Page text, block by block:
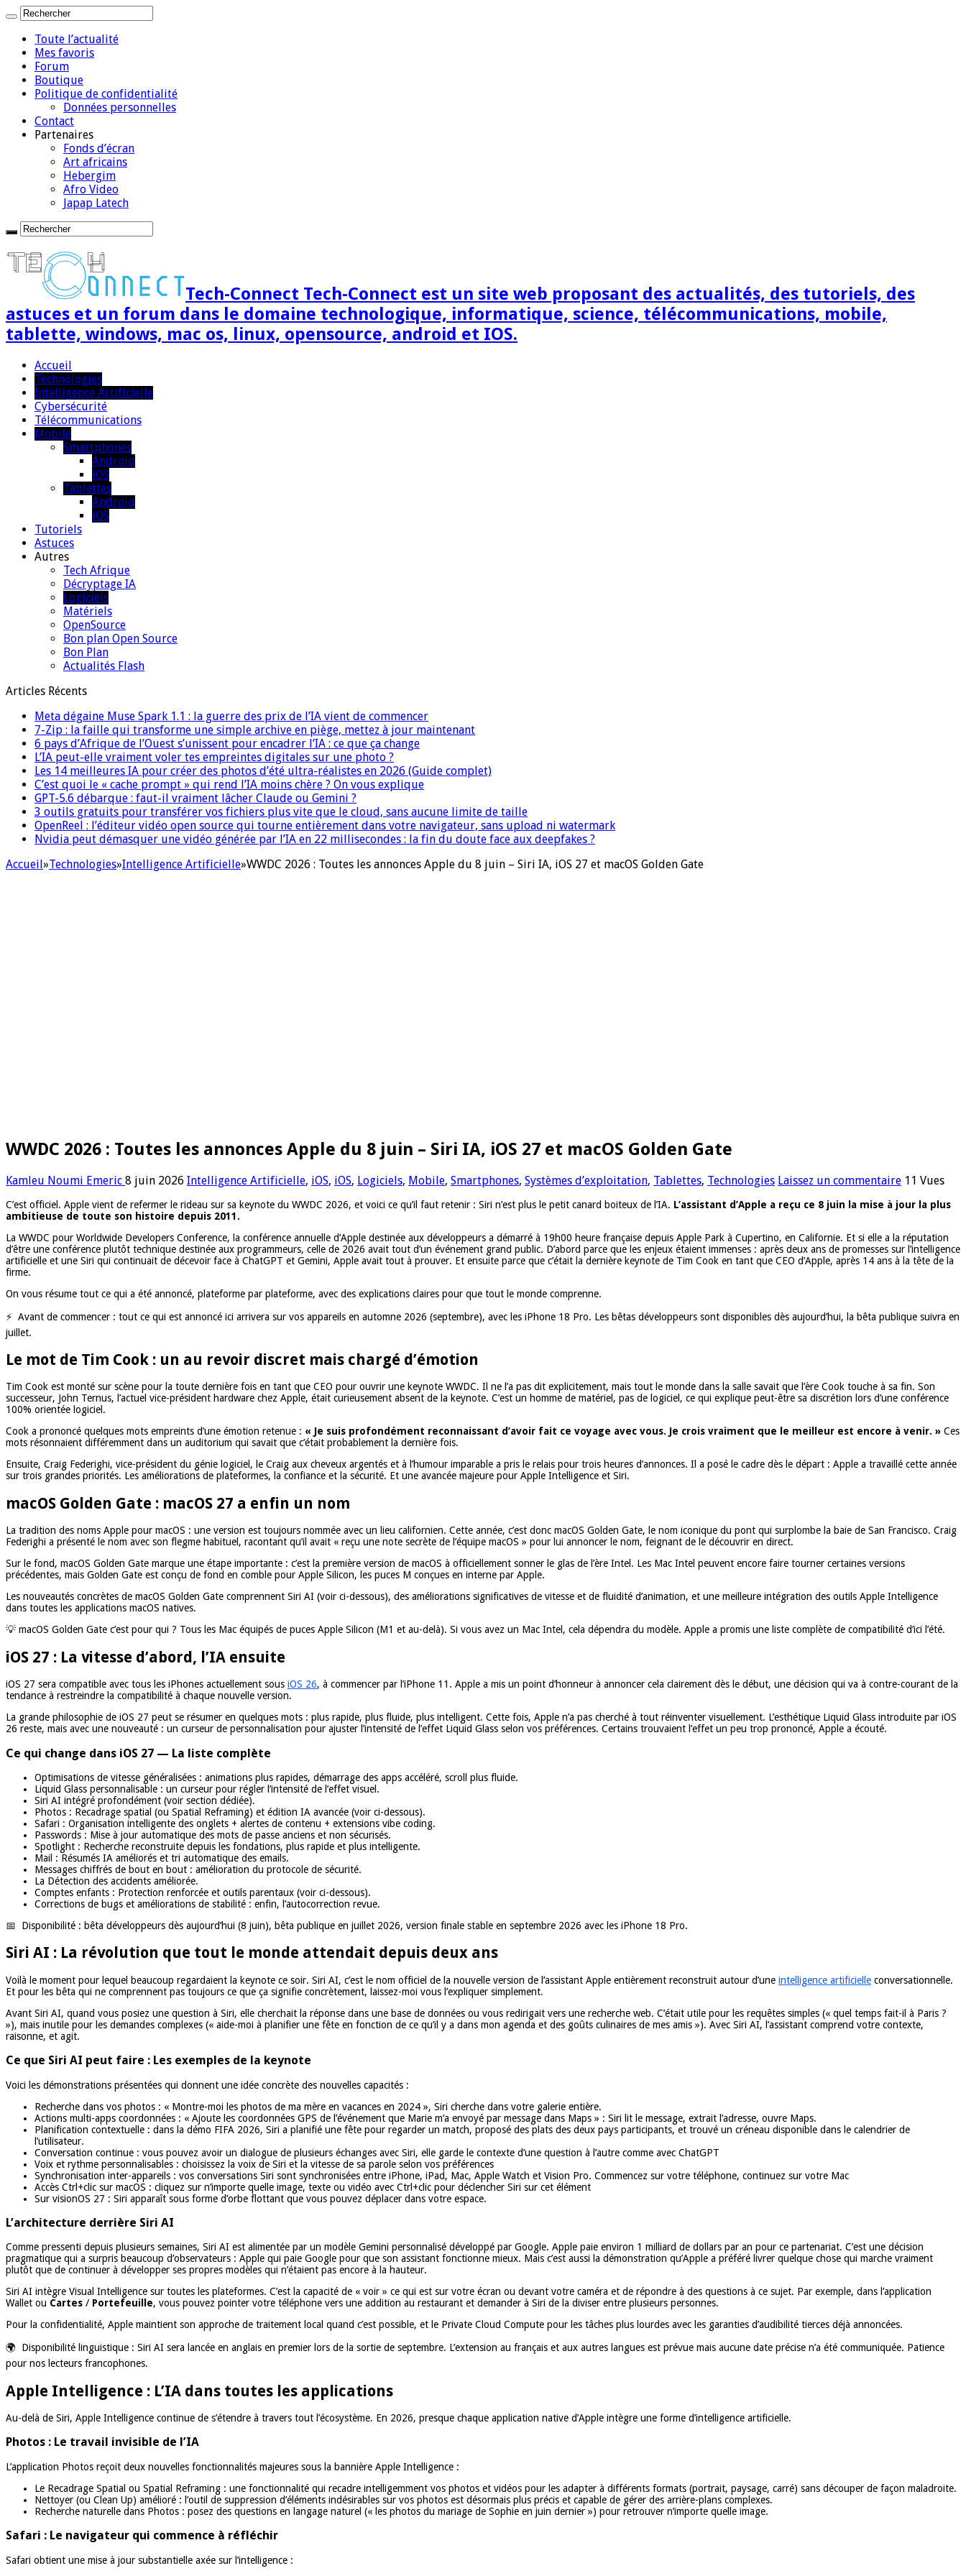
Toute l’actualité
Mes favoris
Forum
Boutique
Politique de confidentialité
Données personnelles
Contact
Partenaires
Fonds d’écran
Art africains
Hebergim
Afro Video
Japap Latech
Tech-Connect Tech-Connect est un site web proposant des actualités, des tutoriels, des
astuces et un forum dans le domaine technologique, informatique, science, télécommunications, mobile,
tablette, windows, mac os, linux, opensource, android et IOS.
Accueil
Technologies
Intelligence Artificielle
Cybersécurité
Télécommunications
Mobile
Smartphones
Android
iOS
Tablettes
Android
iOS
Tutoriels
Astuces
Autres
Tech Afrique
Décryptage IA
Logiciels
Matériels
OpenSource
Bon plan Open Source
Bon Plan
Actualités Flash
Articles Récents
Meta dégaine Muse Spark 1.1 : la guerre des prix de l’IA vient de commencer
7-Zip : la faille qui transforme une simple archive en piège, mettez à jour maintenant
6 pays d’Afrique de l’Ouest s’unissent pour encadrer l’IA : ce que ça change
L’IA peut-elle vraiment voler tes empreintes digitales sur une photo ?
Les 14 meilleures IA pour créer des photos d’été ultra-réalistes en 2026 (Guide complet)
C’est quoi le « cache prompt » qui rend l’IA moins chère ? On vous explique
GPT-5.6 débarque : faut-il vraiment lâcher Claude ou Gemini ?
3 outils gratuits pour transférer vos fichiers plus vite que le cloud, sans aucune limite de taille
OpenReel : l’éditeur vidéo open source qui tourne entièrement dans votre navigateur, sans upload ni watermark
Nvidia peut démasquer une vidéo générée par l’IA en 22 millisecondes : la fin du doute face aux deepfakes ?
Accueil»Technologies»Intelligence Artificielle»WWDC 2026 : Toutes les annonces Apple du 8 juin – Siri IA, iOS 27 et macOS Golden Gate
WWDC 2026 : Toutes les annonces Apple du 8 juin – Siri IA, iOS 27 et macOS Golden Gate
Kamleu Noumi Emeric 8 juin 2026 Intelligence Artificielle, iOS, iOS, Logiciels, Mobile, Smartphones, Systèmes d’exploitation, Tablettes, Technologies Laissez un commentaire 11 Vues
C’est officiel. Apple vient de refermer le rideau sur sa keynote du WWDC 2026, et voici ce qu’il faut retenir : Siri n’est plus le petit canard boiteux de l’IA. L’assistant d’Apple a reçu ce 8 juin la mise à jour la plus
ambitieuse de toute son histoire depuis 2011.
La WWDC pour Worldwide Developers Conference, la conférence annuelle d’Apple destinée aux développeurs a démarré à 19h00 heure française depuis Apple Park à Cupertino, en Californie. Et si elle a la réputation
d’être une conférence plutôt technique destinée aux programmeurs, celle de 2026 avait tout d’un événement grand public. D’abord parce que les enjeux étaient immenses : après deux ans de promesses sur l’intelligence
artificielle et une Siri qui continuait de décevoir face à ChatGPT et Gemini, Apple avait tout à prouver. Et ensuite parce que c’était la dernière keynote de Tim Cook en tant que CEO d’Apple, après 14 ans à la tête de la
firme.
On vous résume tout ce qui a été annoncé, plateforme par plateforme, avec des explications claires pour que tout le monde comprenne.
⚡ Avant de commencer : tout ce qui est annoncé ici arrivera sur vos appareils en automne 2026 (septembre), avec les iPhone 18 Pro. Les bêtas développeurs sont disponibles dès aujourd’hui, la bêta publique suivra en
juillet.
Le mot de Tim Cook : un au revoir discret mais chargé d’émotion
Tim Cook est monté sur scène pour la toute dernière fois en tant que CEO pour ouvrir une keynote WWDC. Il ne l’a pas dit explicitement, mais tout le monde dans la salle savait que l’ère Cook touche à sa fin. Son
successeur, John Ternus, l’actuel vice-président hardware chez Apple, était curieusement absent de la keynote. C’est un homme de matériel, pas de logiciel, ce qui explique peut-être sa discrétion lors d’une conférence
100% orientée logiciel.
Cook a prononcé quelques mots empreints d’une émotion retenue : « Je suis profondément reconnaissant d’avoir fait ce voyage avec vous. Je crois vraiment que le meilleur est encore à venir. » Ces
mots résonnaient différemment dans un auditorium qui savait que c’était probablement la dernière fois.
Ensuite, Craig Federighi, vice-président du génie logiciel, le Craig aux cheveux argentés et à l’humour imparable a pris le relais pour trois heures d’annonces. Il a posé le cadre dès le départ : Apple a travaillé cette année
sur trois grandes priorités. Les améliorations de plateformes, la confiance et la sécurité. Et une avancée majeure pour Apple Intelligence et Siri.
macOS Golden Gate : macOS 27 a enfin un nom
La tradition des noms Apple pour macOS : une version est toujours nommée avec un lieu californien. Cette année, c’est donc macOS Golden Gate, le nom iconique du pont qui surplombe la baie de San Francisco. Craig
Federighi a présenté le nom avec son flegme habituel, racontant qu’il avait « reçu une note secrète de l’équipe macOS » pour lui annoncer le nom, feignant de le découvrir en direct.
Sur le fond, macOS Golden Gate marque une étape importante : c’est la première version de macOS à officiellement sonner le glas de l’ère Intel. Les Mac Intel peuvent encore faire tourner certaines versions
précédentes, mais Golden Gate est conçu de fond en comble pour Apple Silicon, les puces M conçues en interne par Apple.
Les nouveautés concrètes de macOS Golden Gate comprennent Siri AI (voir ci-dessous), des améliorations significatives de vitesse et de fluidité d’animation, et une meilleure intégration des outils Apple Intelligence
dans toutes les applications macOS natives.
💡 macOS Golden Gate c’est pour qui ? Tous les Mac équipés de puces Apple Silicon (M1 et au-delà). Si vous avez un Mac Intel, cela dépendra du modèle. Apple a promis une liste complète de compatibilité d’ici l’été.
iOS 27 : La vitesse d’abord, l’IA ensuite
iOS 27 sera compatible avec tous les iPhones actuellement sous iOS 26, à commencer par l’iPhone 11. Apple a mis un point d’honneur à annoncer cela clairement dès le début, une décision qui va à contre-courant de la
tendance à restreindre la compatibilité à chaque nouvelle version.
La grande philosophie de iOS 27 peut se résumer en quelques mots : plus rapide, plus fluide, plus intelligent. Cette fois, Apple n’a pas cherché à tout réinventer visuellement. L’esthétique Liquid Glass introduite par iOS
26 reste, mais avec une nouveauté : un curseur de personnalisation pour ajuster l’intensité de l’effet Liquid Glass selon vos préférences. Certains trouvaient l’effet un peu trop prononcé, Apple a écouté.
Ce qui change dans iOS 27 — La liste complète
Optimisations de vitesse généralisées : animations plus rapides, démarrage des apps accéléré, scroll plus fluide.
Liquid Glass personnalisable : un curseur pour régler l’intensité de l’effet visuel.
Siri AI intégré profondément (voir section dédiée).
Photos : Recadrage spatial (ou Spatial Reframing) et édition IA avancée (voir ci-dessous).
Safari : Organisation intelligente des onglets + alertes de contenu + extensions vibe coding.
Passwords : Mise à jour automatique des mots de passe anciens et non sécurisés.
Spotlight : Recherche reconstruite depuis les fondations, plus rapide et plus intelligente.
Mail : Résumés IA améliorés et tri automatique des emails.
Messages chiffrés de bout en bout : amélioration du protocole de sécurité.
La Détection des accidents améliorée.
Comptes enfants : Protection renforcée et outils parentaux (voir ci-dessous).
Corrections de bugs et améliorations de stabilité : enfin, l’autocorrection revue.
📅 Disponibilité : bêta développeurs dès aujourd’hui (8 juin), bêta publique en juillet 2026, version finale stable en septembre 2026 avec les iPhone 18 Pro.
Siri AI : La révolution que tout le monde attendait depuis deux ans
Voilà le moment pour lequel beaucoup regardaient la keynote ce soir. Siri AI, c’est le nom officiel de la nouvelle version de l’assistant Apple entièrement reconstruit autour d’une intelligence artificielle conversationnelle.
Et pour les bêta qui ne comprennent pas toujours ce que ça signifie concrètement, laissez-moi vous l’expliquer simplement.
Avant Siri AI, quand vous posiez une question à Siri, elle cherchait la réponse dans une base de données ou vous redirigait vers une recherche web. C’était utile pour les requêtes simples (« quel temps fait-il à Paris ?
»), mais inutile pour les demandes complexes (« aide-moi à planifier une fête en fonction de ce qu’il y a dans mon agenda et des goûts culinaires de mes amis »). Avec Siri AI, l’assistant comprend votre contexte,
raisonne, et agit.
Ce que Siri AI peut faire : Les exemples de la keynote
Voici les démonstrations présentées qui donnent une idée concrète des nouvelles capacités :
Recherche dans vos photos : « Montre-moi les photos de ma mère en vacances en 2024 », Siri cherche dans votre galerie entière.
Actions multi-apps coordonnées : « Ajoute les coordonnées GPS de l’événement que Marie m’a envoyé par message dans Maps » : Siri lit le message, extrait l’adresse, ouvre Maps.
Planification contextuelle : dans la démo FIFA 2026, Siri a planifié une fête pour regarder un match, proposé des plats des deux pays participants, et trouvé un créneau disponible dans le calendrier de
l’utilisateur.
Conversation continue : vous pouvez avoir un dialogue de plusieurs échanges avec Siri, elle garde le contexte d’une question à l’autre comme avec ChatGPT
Voix et rythme personnalisables : choisissez la voix de Siri et la vitesse de sa parole selon vos préférences
Synchronisation inter-appareils : vos conversations Siri sont synchronisées entre iPhone, iPad, Mac, Apple Watch et Vision Pro. Commencez sur votre téléphone, continuez sur votre Mac
Accès Ctrl+clic sur macOS : cliquez sur n’importe quelle image, texte ou vidéo avec Ctrl+clic pour déclencher Siri sur cet élément
Sur visionOS 27 : Siri apparaît sous forme d’orbe flottant que vous pouvez déplacer dans votre espace.
L’architecture derrière Siri AI
Comme pressenti depuis plusieurs semaines, Siri AI est alimentée par un modèle Gemini personnalisé développé par Google. Apple paie environ 1 milliard de dollars par an pour ce partenariat. C’est une décision
pragmatique qui a surpris beaucoup d’observateurs : Apple qui paie Google pour que son assistant fonctionne mieux. Mais c’est aussi la démonstration qu’Apple a préféré livrer quelque chose qui marche vraiment
plutôt que de continuer à développer ses propres modèles qui n’étaient pas encore à la hauteur.
Siri AI intègre Visual Intelligence sur toutes les plateformes. C’est la capacité de « voir » ce qui est sur votre écran ou devant votre caméra et de répondre à des questions à ce sujet. Par exemple, dans l’application
Wallet ou Cartes / Portefeuille, vous pouvez pointer votre téléphone vers une addition au restaurant et demander à Siri de la diviser entre plusieurs personnes.
Pour la confidentialité, Apple maintient son approche de traitement local quand c’est possible, et le Private Cloud Compute pour les tâches plus lourdes avec les garanties d’audibilité tierces déjà annoncées.
🌍 Disponibilité linguistique : Siri AI sera lancée en anglais en premier lors de la sortie de septembre. L’extension au français et aux autres langues est prévue mais aucune date précise n’a été communiquée. Patience
pour nos lecteurs francophones.
Apple Intelligence : L’IA dans toutes les applications
Au-delà de Siri, Apple Intelligence continue de s’étendre à travers tout l’écosystème. En 2026, presque chaque application native d’Apple intègre une forme d’intelligence artificielle.
Photos : Le travail invisible de l’IA
L’application Photos reçoit deux nouvelles fonctionnalités majeures sous la bannière Apple Intelligence :
Le Recadrage Spatial ou Spatial Reframing : une fonctionnalité qui recadre intelligemment vos photos et vidéos pour les adapter à différents formats (portrait, paysage, carré) sans découper de façon maladroite.
Nettoyer (ou Clean Up) amélioré : l’outil de suppression d’éléments indésirables sur vos photos est désormais plus précis et capable de gérer des arrière-plans complexes.
Recherche naturelle dans Photos : posez des questions en langage naturel (« les photos du mariage de Sophie en juin dernier ») pour retrouver n’importe quelle image.
Safari : Le navigateur qui commence à réfléchir
Safari obtient une mise à jour substantielle axée sur l’intelligence :